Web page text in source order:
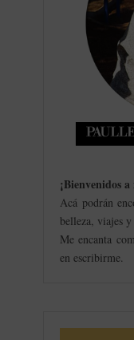
¡Bienvenidos
Acá podrán
belleza, viajes
Me encanta
en escribirme.